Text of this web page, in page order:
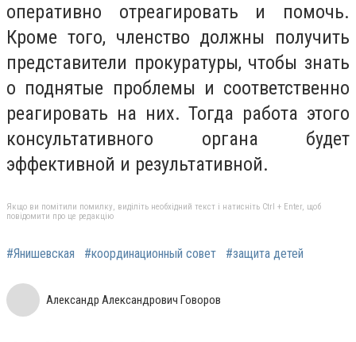
оперативно отреагировать и помочь.
Кроме того, членство должны получить
представители прокуратуры, чтобы знать
о поднятые проблемы и соответственно
реагировать на них. Тогда работа этого
консультативного органа будет
эффективной и результативной.
Якщо ви помітили помилку, виділіть необхідний текст і натисніть Ctrl + Enter, щоб
повідомити про це редакцію
#Янишевская #координационный совет #защита детей
Александр Александрович Говоров